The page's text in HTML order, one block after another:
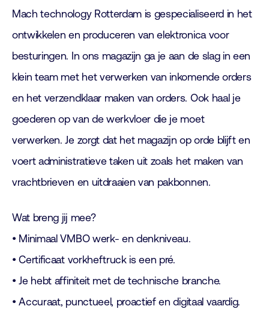
Mach technology Rotterdam is gespecialiseerd in het
ontwikkelen en produceren van elektronica voor
besturingen. In ons magazijn ga je aan de slag in een
klein team met het verwerken van inkomende orders
en het verzendklaar maken van orders. Ook haal je
goederen op van de werkvloer die je moet
verwerken. Je zorgt dat het magazijn op orde blijft en
voert administratieve taken uit zoals het maken van
vrachtbrieven en uitdraaien van pakbonnen.
Wat breng jij mee?
• Minimaal VMBO werk- en denkniveau.
• Certificaat vorkheftruck is een pré.
• Je hebt affiniteit met de technische branche.
• Accuraat, punctueel, proactief en digitaal vaardig.